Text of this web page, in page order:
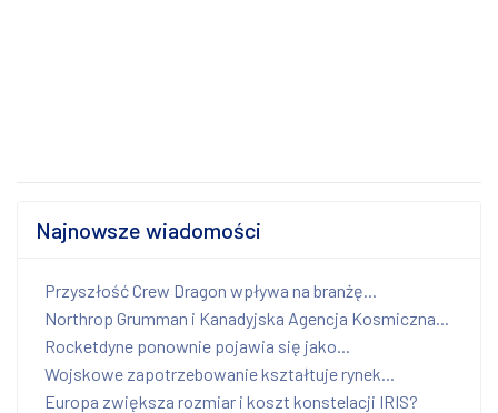
Najnowsze wiadomości
Przyszłość Crew Dragon wpływa na branżę...
Northrop Grumman i Kanadyjska Agencja Kosmiczna...
Rocketdyne ponownie pojawia się jako...
Wojskowe zapotrzebowanie kształtuje rynek...
Europa zwiększa rozmiar i koszt konstelacji IRIS?